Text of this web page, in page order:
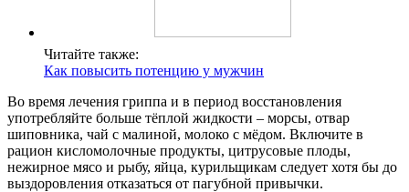
Читайте также:
Как повысить потенцию у мужчин
Во время лечения гриппа и в период восстановления
употребляйте больше тёплой жидкости – морсы, отвар
шиповника, чай с малиной, молоко с мёдом. Включите в
рацион кисломолочные продукты, цитрусовые плоды,
нежирное мясо и рыбу, яйца, курильщикам следует хотя бы до
выздоровления отказаться от пагубной привычки.